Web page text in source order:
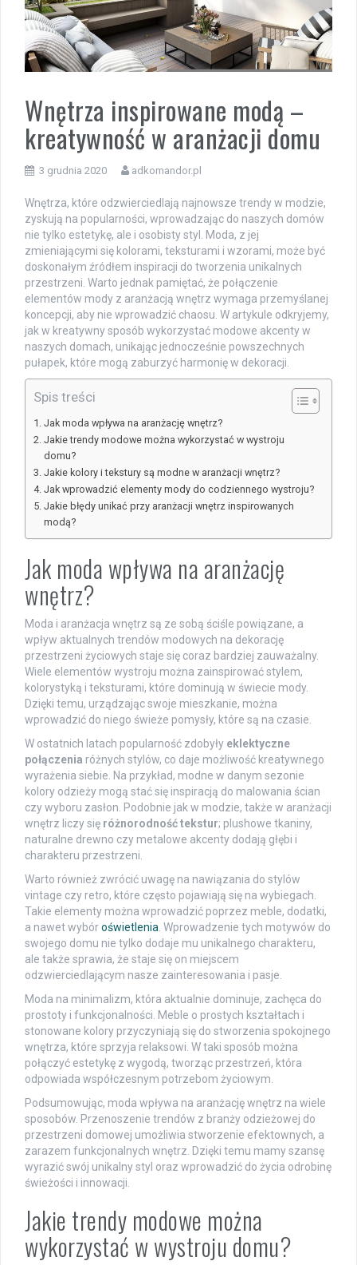
Wnętrza inspirowane modą –
kreatywność w aranżacji domu
3 grudnia 2020 adkomandor.pl
Wnętrza, które odzwierciedlają najnowsze trendy w modzie,
zyskują na popularności, wprowadzając do naszych domów
nie tylko estetykę, ale i osobisty styl. Moda, z jej
zmieniającymi się kolorami, teksturami i wzorami, może być
doskonałym źródłem inspiracji do tworzenia unikalnych
przestrzeni. Warto jednak pamiętać, że połączenie
elementów mody z aranżacją wnętrz wymaga przemyślanej
koncepcji, aby nie wprowadzić chaosu. W artykule odkryjemy,
jak w kreatywny sposób wykorzystać modowe akcenty w
naszych domach, unikając jednocześnie powszechnych
pułapek, które mogą zaburzyć harmonię w dekoracji.
Spis treści
Jak moda wpływa na aranżację wnętrz?
Jakie trendy modowe można wykorzystać w wystroju
domu?
Jakie kolory i tekstury są modne w aranżacji wnętrz?
Jak wprowadzić elementy mody do codziennego wystroju?
Jakie błędy unikać przy aranżacji wnętrz inspirowanych
modą?
Jak moda wpływa na aranżację
wnętrz?
Moda i aranżacja wnętrz są ze sobą ściśle powiązane, a
wpływ aktualnych trendów modowych na dekorację
przestrzeni życiowych staje się coraz bardziej zauważalny.
Wiele elementów wystroju można zainspirować stylem,
kolorystyką i teksturami, które dominują w świecie mody.
Dzięki temu, urządzając swoje mieszkanie, można
wprowadzić do niego świeże pomysły, które są na czasie.
W ostatnich latach popularność zdobyły eklektyczne
połączenia różnych stylów, co daje możliwość kreatywnego
wyrażenia siebie. Na przykład, modne w danym sezonie
kolory odzieży mogą stać się inspiracją do malowania ścian
czy wyboru zasłon. Podobnie jak w modzie, także w aranżacji
wnętrz liczy się różnorodność tekstur; plushowe tkaniny,
naturalne drewno czy metalowe akcenty dodają głębi i
charakteru przestrzeni.
Warto również zwrócić uwagę na nawiązania do stylów
vintage czy retro, które często pojawiają się na wybiegach.
Takie elementy można wprowadzić poprzez meble, dodatki,
a nawet wybóroświetlenia . Wprowadzenie tych motywów do
swojego domu nie tylko dodaje mu unikalnego charakteru,
ale także sprawia, że staje się on miejscem
odzwierciedlającym nasze zainteresowania i pasje.
Moda na minimalizm, która aktualnie dominuje, zachęca do
prostoty i funkcjonalności. Meble o prostych kształtach i
stonowane kolory przyczyniają się do stworzenia spokojnego
wnętrza, które sprzyja relaksowi. W taki sposób można
połączyć estetykę z wygodą, tworząc przestrzeń, która
odpowiada współczesnym potrzebom życiowym.
Podsumowując, moda wpływa na aranżację wnętrz na wiele
sposobów. Przenoszenie trendów z branży odzieżowej do
przestrzeni domowej umożliwia stworzenie efektownych, a
zarazem funkcjonalnych wnętrz. Dzięki temu mamy szansę
wyrazić swój unikalny styl oraz wprowadzić do życia odrobinę
świeżości i innowacji.
Jakie trendy modowe można
wykorzystać w wystroju domu?